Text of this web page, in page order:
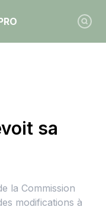
sa
la Commission
modifications à